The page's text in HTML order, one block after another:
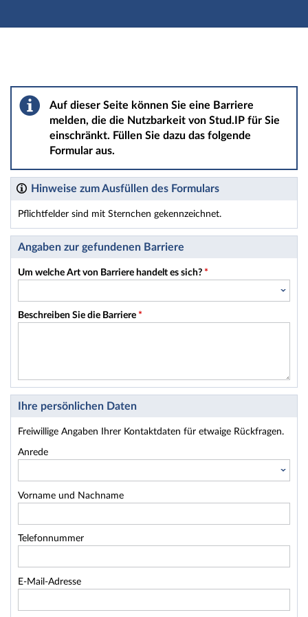
Hauptnavigation
Barriere melden
Auf dieser Seite können Sie eine Barriere
melden, die die Nutzbarkeit von Stud.IP für Sie
einschränkt. Füllen Sie dazu das folgende
Formular aus.
Hinweise zum Ausfüllen des Formulars
Pflichtfelder sind mit Sternchen gekennzeichnet.
Dieses Formular enthält Pflichtfelder.
Angaben zur gefundenen Barriere
Um welche Art von Barriere handelt es sich? *
Beschreiben Sie die Barriere *
Ihre persönlichen Daten
Freiwillige Angaben Ihrer Kontaktdaten für etwaige Rückfragen.
Anrede
Vorname und Nachname
Telefonnummer
E-Mail-Adresse